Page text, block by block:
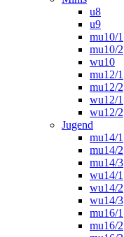
u8
u9
mu10/1
mu10/2
wu10
mu12/1
mu12/2
wu12/1
wu12/2
Jugend
mu14/1
mu14/2
mu14/3
wu14/1
wu14/2
wu14/3
mu16/1
mu16/2